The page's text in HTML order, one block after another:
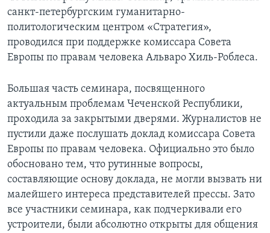
АМЕРИКА. БОЛЬШОЕ ПУТЕШЕСТВИЕ
ПОДПИСКА НА НОВОСТИ
Learning English
СОЦИАЛЬНЫЕ СЕТИ
санкт-петербургским гуманитарно-
политологическим центром «Стратегия»,
проводился при поддержке комиссара Совета
Европы по правам человека Альваро Хиль-Роблеса.
Большая часть семинара, посвященного
актуальным проблемам Чеченской Республики,
проходила за закрытыми дверями. Журналистов не
пустили даже послушать доклад комиссара Совета
Европы по правам человека. Официально это было
обосновано тем, что рутинные вопросы,
составляющие основу доклада, не могли вызвать ни
малейшего интереса представителей прессы. Зато
все участники семинара, как подчеркивали его
устроители, были абсолютно открыты для общения